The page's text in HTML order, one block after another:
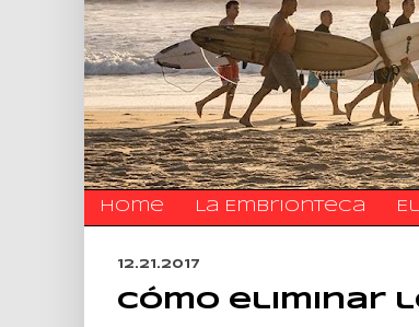
Home La Embrionteca
12.21.2017
Cómo eliminar